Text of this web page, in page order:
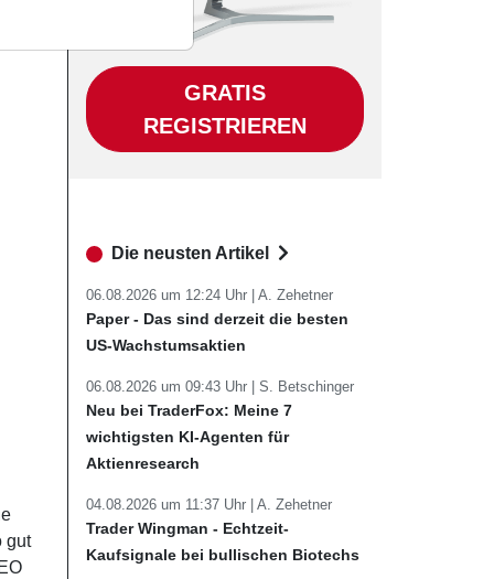
gut
GRATIS
REGISTRIEREN
Die neusten Artikel
06.08.2026 um 12:24 Uhr | A. Zehetner
Paper - Das sind derzeit die besten
US-Wachstumsaktien
06.08.2026 um 09:43 Uhr | S. Betschinger
Neu bei TraderFox: Meine 7
wichtigsten KI-Agenten für
Aktienresearch
04.08.2026 um 11:37 Uhr | A. Zehetner
Trader Wingman - Echtzeit-
Kaufsignale bei bullischen Biotechs